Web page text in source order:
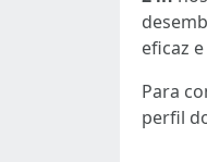
eficaz
Para
perfil